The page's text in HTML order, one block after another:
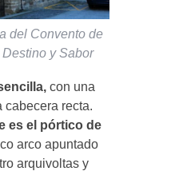
del Convento de
y Sabor
con una
cabecera recta.
es el pórtico de
arco apuntado
arquivoltas y